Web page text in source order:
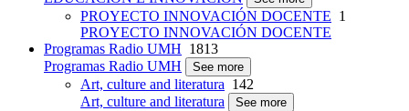
PROYECTO INNOVACIÓN DOCENTE 1
PROYECTO INNOVACIÓN DOCENTE
Programas Radio UMH 1813
Programas Radio UMH
See more
Art, culture and literatura 142
Art, culture and literatura
See more